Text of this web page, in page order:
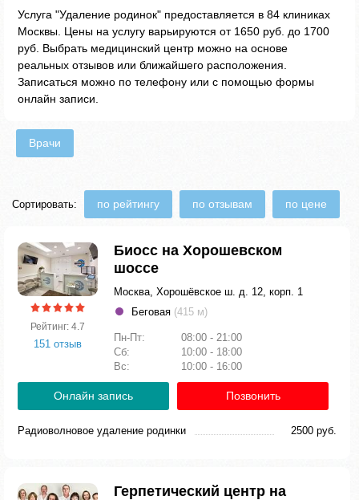
Услуга "Удаление родинок" предоставляется в 84 клиниках
Москвы. Цены на услугу варьируются от 1650 руб. до 1700
руб. Выбрать медицинский центр можно на основе
реальных отзывов или ближайшего расположения.
Записаться можно по телефону или с помощью формы
онлайн записи.
Врачи
Сортировать: по рейтингу по отзывам по цене
Рейтинг: 4.7
151 отзыв
Биосс на Хорошевском
шоссе
Москва, Хорошёвское ш. д. 12, корп. 1
Беговая (415 м)
Пн-Пт:
08:00 - 21:00
Сб:
10:00 - 18:00
Вс:
10:00 - 16:00
Онлайн запись Позвонить
Радиоволновое удаление родинки 2500 руб.
Герпетический центр на